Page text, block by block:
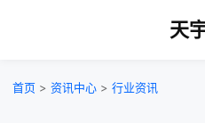
天
首页 > 资讯中心 > 行业资讯